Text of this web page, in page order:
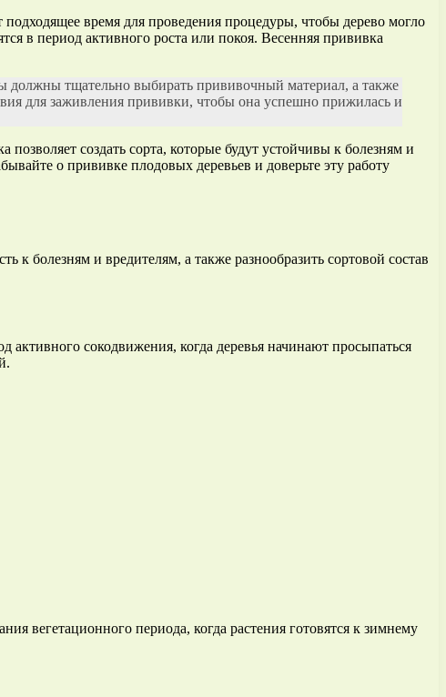
время для проведения процедуры, чтобы дерево могло
в период активного роста или покоя. Весенняя прививка
должны тщательно выбирать прививочный материал, а также
для заживления прививки, чтобы она успешно прижилась и
создать сорта, которые будут устойчивы к болезням и
о прививке плодовых деревьев и доверьте эту работу
к болезням и вредителям, а также разнообразить сортовой состав
сокодвижения, когда деревья начинают просыпаться
вегетационного периода, когда растения готовятся к зимнему